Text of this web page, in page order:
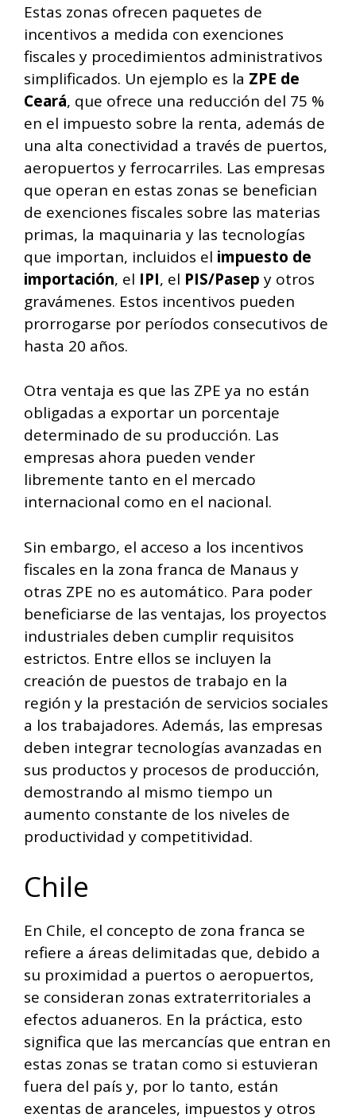
Estas zonas ofrecen paquetes de
incentivos a medida con exenciones
fiscales y procedimientos administrativos
simplificados. Un ejemplo es la ZPE de
Ceará, que ofrece una reducción del 75 %
en el impuesto sobre la renta, además de
una alta conectividad a través de puertos,
aeropuertos y ferrocarriles. Las empresas
que operan en estas zonas se benefician
de exenciones fiscales sobre las materias
primas, la maquinaria y las tecnologías
que importan, incluidos el impuesto de
importación, el IPI, el PIS/Pasep y otros
gravámenes. Estos incentivos pueden
prorrogarse por períodos consecutivos de
hasta 20 años.
Otra ventaja es que las ZPE ya no están
obligadas a exportar un porcentaje
determinado de su producción. Las
empresas ahora pueden vender
libremente tanto en el mercado
internacional como en el nacional.
Sin embargo, el acceso a los incentivos
fiscales en la zona franca de Manaus y
otras ZPE no es automático. Para poder
beneficiarse de las ventajas, los proyectos
industriales deben cumplir requisitos
estrictos. Entre ellos se incluyen la
creación de puestos de trabajo en la
región y la prestación de servicios sociales
a los trabajadores. Además, las empresas
deben integrar tecnologías avanzadas en
sus productos y procesos de producción,
demostrando al mismo tiempo un
aumento constante de los niveles de
productividad y competitividad.
Chile
En Chile, el concepto de zona franca se
refiere a áreas delimitadas que, debido a
su proximidad a puertos o aeropuertos,
se consideran zonas extraterritoriales a
efectos aduaneros. En la práctica, esto
significa que las mercancías que entran en
estas zonas se tratan como si estuvieran
fuera del país y, por lo tanto, están
exentas de aranceles, impuestos y otros